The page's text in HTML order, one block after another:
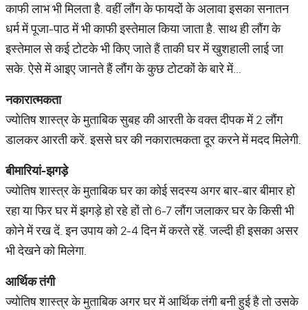
काफी लाभ भी मिलता है. वहीं लौंग के फायदों के अलावा इसका सनातन
धर्म में पूजा-पाठ में भी काफी इस्तेमाल किया जाता है. साथ ही लौंग के
इस्तेमाल से कई टोटके भी किए जाते हैं ताकी घर में खुशहाली लाई जा
सके. ऐसे में आइए जानते हैं लौंग के कुछ टोटकों के बारे में...
नकारात्मकता
ज्‍योतिष शास्‍त्र के मुताबिक सुबह की आरती के वक्त दीपक में 2 लौंग
डालकर आरती करें. इससे घर की नकारात्‍मकता दूर करने में मदद मिलेगी.
बीमारियां-झगड़े
ज्‍योतिष शास्‍त्र के मुताबिक घर का कोई सदस्य अगर बार-बार बीमार हो
रहा या फिर घर में झगड़े हो रहे हों तो 6-7 लौंग जलाकर घर के किसी भी
कोने में रख दें. इन उपाय को 2-4 दिन में करते रहें. जल्दी ही इसका असर
भी देखने को मिलेगा.
आर्थिकतंगी
ज्‍योतिष शास्‍त्र के मुताबिक अगर घर में आर्थिक तंगी बनी हुई है तो उसके